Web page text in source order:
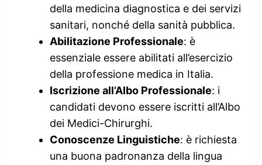
della medicina diagnostica e dei servizi
sanitari, nonché della sanità pubblica.
Abilitazione Professionale: è
essenziale essere abilitati all’esercizio
della professione medica in Italia.
Iscrizione all’Albo Professionale: i
candidati devono essere iscritti all’Albo
dei Medici-Chirurghi.
Conoscenze Linguistiche: è richiesta
una buona padronanza della lingua